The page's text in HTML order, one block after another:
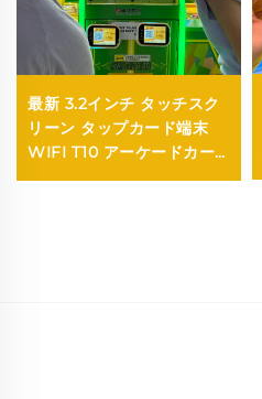
最新 3.2インチ タッチスク
リーン タップカード端末
WIFI T10 アーケードカー
ドリーダー アミューズメン